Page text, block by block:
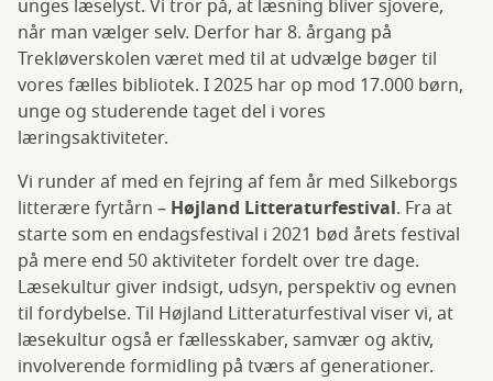
unges læselyst. Vi tror på, at læsning bliver sjovere,
når man vælger selv. Derfor har 8. årgang på
Trekløverskolen været med til at udvælge bøger til
vores fælles bibliotek. I 2025 har op mod 17.000 børn,
unge og studerende taget del i vores
læringsaktiviteter.
Vi runder af med en fejring af fem år med Silkeborgs
litterære fyrtårn – Højland Litteraturfestival. Fra at
starte som en endagsfestival i 2021 bød årets festival
på mere end 50 aktiviteter fordelt over tre dage.
Læsekultur giver indsigt, udsyn, perspektiv og evnen
til fordybelse. Til Højland Litteraturfestival viser vi, at
læsekultur også er fællesskaber, samvær og aktiv,
involverende formidling på tværs af generationer.